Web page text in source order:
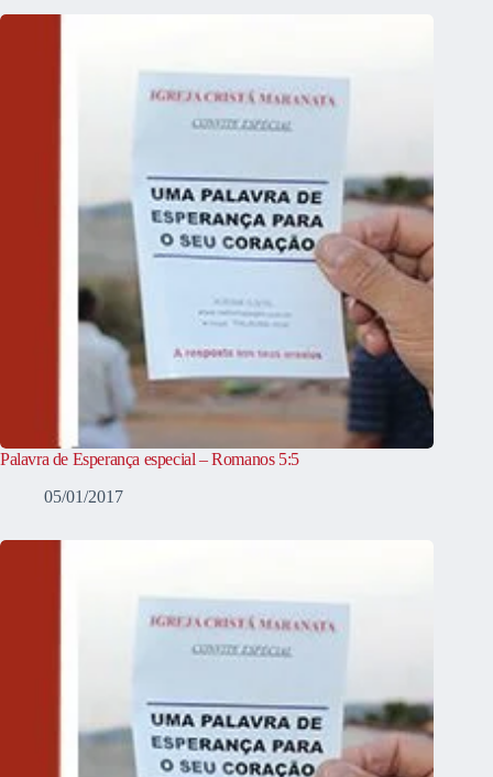
Palavra de Esperança especial – Romanos 5:5
05/01/2017